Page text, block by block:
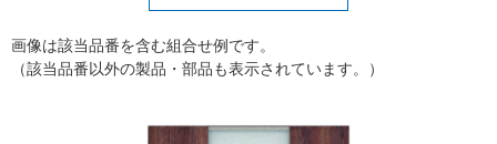
画像は該当品番を含む組合せ例です。
（該当品番以外の製品・部品も表示されています。）